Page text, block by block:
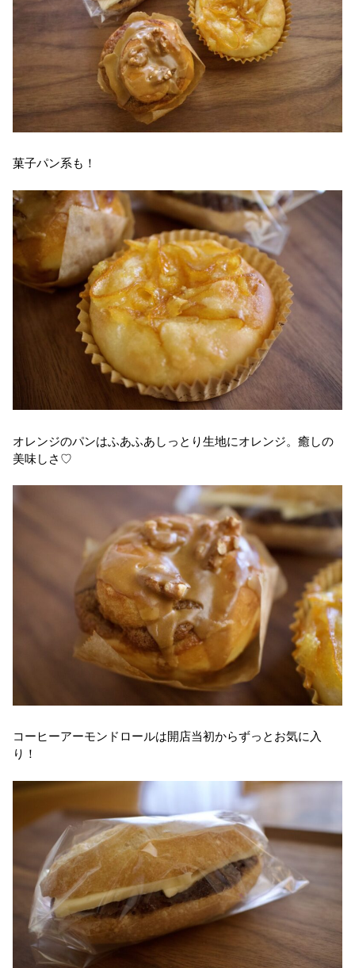
菓子パン系も！
オレンジのパンはふあふあしっとり生地にオレンジ。癒しの
美味しさ♡
コーヒーアーモンドロールは開店当初からずっとお気に入
り！